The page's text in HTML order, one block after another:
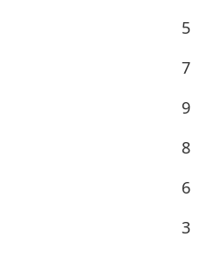
5
7
9
8
6
3